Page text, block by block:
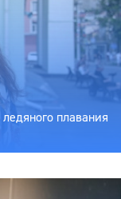
плавания